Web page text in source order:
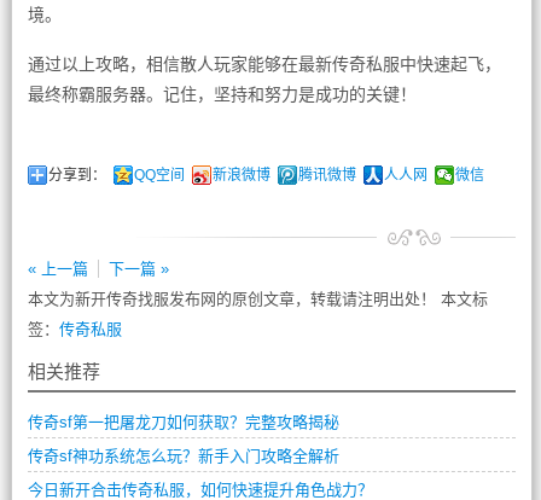
境。
通过以上攻略，相信散人玩家能够在最新传奇私服中快速起飞，
最终称霸服务器。记住，坚持和努力是成功的关键！
分享到： QQ空间 新浪微博 腾讯微博 人人网 微信
« 上一篇
下一篇 »
本文为新开传奇找服发布网的原创文章，转载请注明出处！ 本文标
签： 传奇私服
相关推荐
传奇sf第一把屠龙刀如何获取？完整攻略揭秘
传奇sf神功系统怎么玩？新手入门攻略全解析
今日新开合击传奇私服，如何快速提升角色战力？